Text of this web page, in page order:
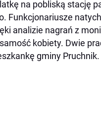
na pobliską stację
Funkcjonariusze
analizie nagrań z
kobiety. Dwie
gminy Pruchnik.